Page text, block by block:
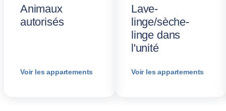
Animaux
autorisés
Voir les appartements
Lave-
linge/sèche-
linge dans
l'unité
Voir les appartements